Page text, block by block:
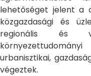
lehetőséget jelent a
közgazdasági és
regionális és
urbanisztikai,
végeztek.